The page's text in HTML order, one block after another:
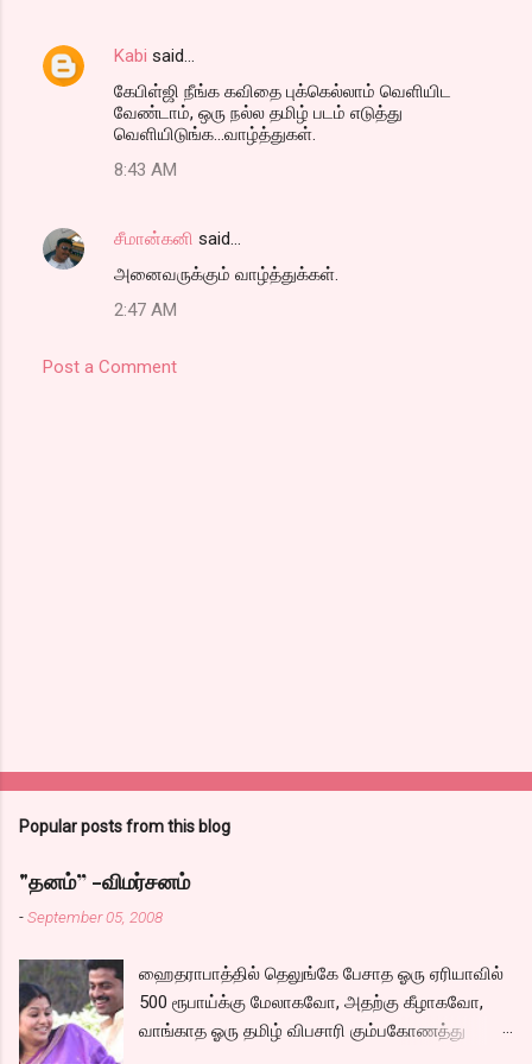
Kabi said…
கேபிள்ஜி நீங்க கவிதை புக்கெல்லாம் வெளியிட
வேண்டாம், ஒரு நல்ல தமிழ் படம் எடுத்து
வெளியிடுங்க...வாழ்த்துகள்.
8:43 AM
சீமான்கனி said…
அனைவருக்கும் வாழ்த்துக்கள்.
2:47 AM
Post a Comment
Popular posts from this blog
"தனம்” -விமர்சனம்
-September 05, 2008
ஹைதராபாத்தில் தெலுங்கே பேசாத ஓரு ஏரியாவில்
500 ரூபாய்க்கு மேலாகவோ, அதற்கு கீழாகவோ,
வாங்காத ஓரு தமிழ் விபசாரி கும்பகோணத்து